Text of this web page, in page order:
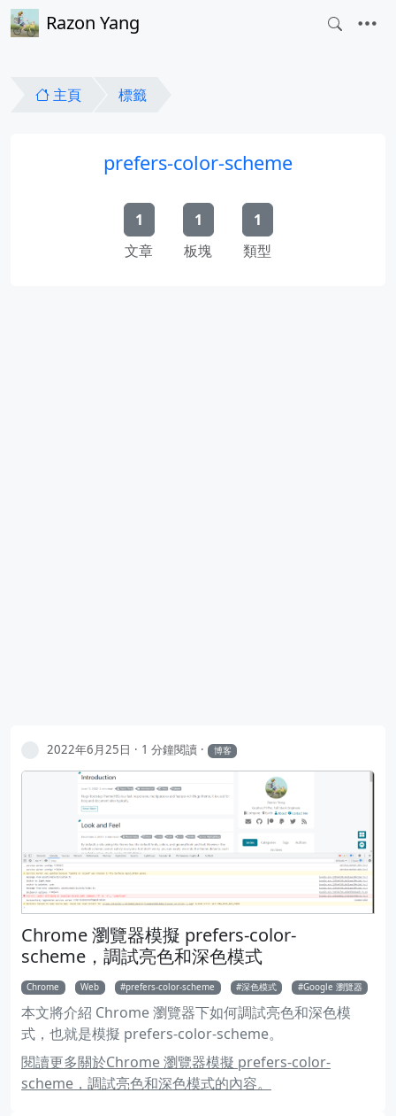
Razon Yang
主頁 標籤
prefers-color-scheme
1
文章
1
板塊
1
類型
2022年6月25日 1 分鐘閱讀 博客
Chrome 瀏覽器模擬 prefers-color-
scheme，調試亮色和深色模式
Chrome Web prefers-color-scheme 深色模式 Google 瀏覽器
本文將介紹 Chrome 瀏覽器下如何調試亮色和深色模
式，也就是模擬 prefers-color-scheme。
閱讀更多關於Chrome 瀏覽器模擬 prefers-color-
scheme，調試亮色和深色模式的內容。